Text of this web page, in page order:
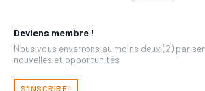
Deviens membre !
Nous vous enverrons au moins deux (2) par
nouvelles et opportunités
S'INSCRIRE !